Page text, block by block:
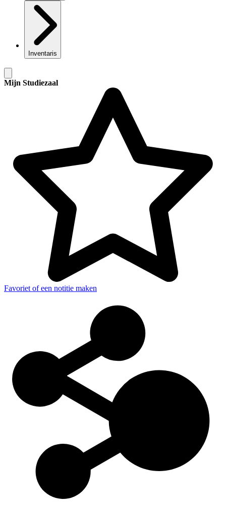
Inventaris
Mijn Studiezaal
Favoriet of een notitie maken